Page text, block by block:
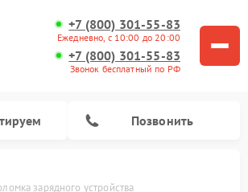
+7 (800) 301-55-83
Ежедневно, с 10:00 до 20:00
+7 (800) 301-55-83
Звонок бесплатный по РФ
Позвонить
зарядного устройства